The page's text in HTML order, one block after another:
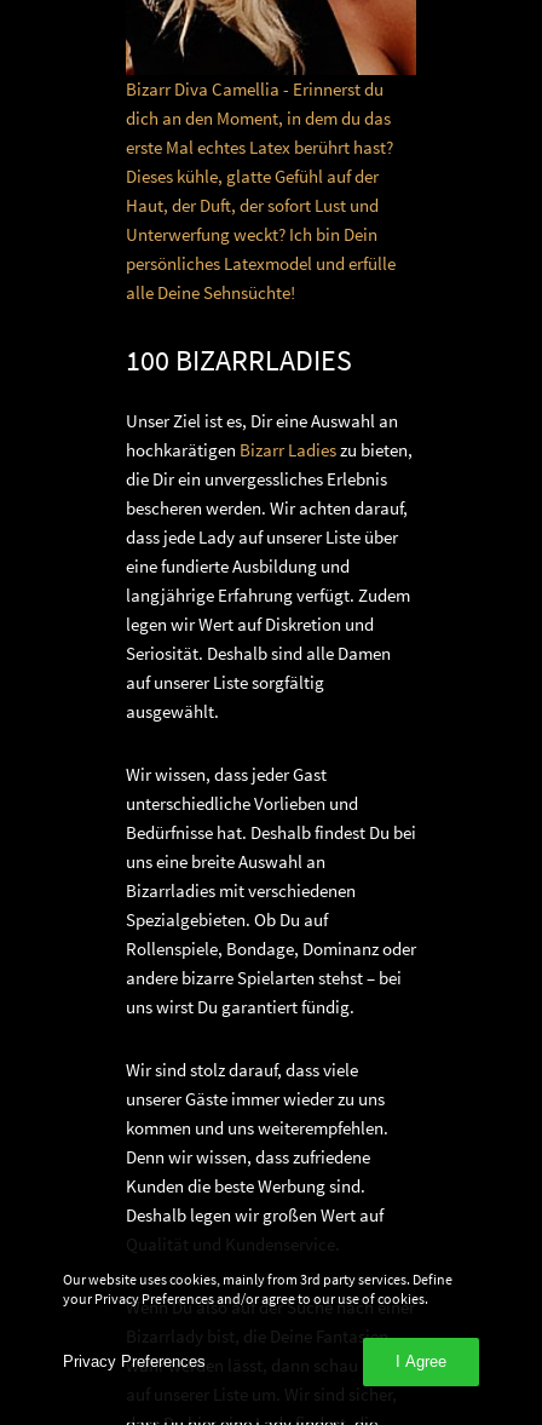
Bizarr Diva Camellia - Erinnerst du
dich an den Moment, in dem du das
erste Mal echtes Latex berührt hast?
Dieses kühle, glatte Gefühl auf der
Haut, der Duft, der sofort Lust und
Unterwerfung weckt? Ich bin Dein
persönliches Latexmodel und erfülle
alle Deine Sehnsüchte!
100 BIZARRLADIES
Unser Ziel ist es, Dir eine Auswahl an
hochkarätigen Bizarr Ladieszu bieten,
die Dir ein unvergessliches Erlebnis
bescheren werden. Wir achten darauf,
dass jede Lady auf unserer Liste über
eine fundierte Ausbildung und
langjährige Erfahrung verfügt. Zudem
legen wir Wert auf Diskretion und
Seriosität. Deshalb sind alle Damen
auf unserer Liste sorgfältig
ausgewählt.
Wir wissen, dass jeder Gast
unterschiedliche Vorlieben und
Bedürfnisse hat. Deshalb findest Du bei
uns eine breite Auswahl an
Bizarrladies mit verschiedenen
Spezialgebieten. Ob Du auf
Rollenspiele, Bondage, Dominanz oder
andere bizarre Spielarten stehst – bei
uns wirst Du garantiert fündig.
Wir sind stolz darauf, dass viele
unserer Gäste immer wieder zu uns
kommen und uns weiterempfehlen.
Denn wir wissen, dass zufriedene
Kunden die beste Werbung sind.
Deshalb legen wir großen Wert auf
Qualität und Kundenservice.
Wenn Du also auf der Suche nach einer
Bizarrlady bist, die Deine Fantasien
wahr werden lässt, dann schau Dich
auf unserer Liste um. Wir sind sicher,
Our website uses cookies, mainly from 3rd party services. Define
your Privacy Preferences and/or agree to our use of cookies.
Privacy Preferences I Agree